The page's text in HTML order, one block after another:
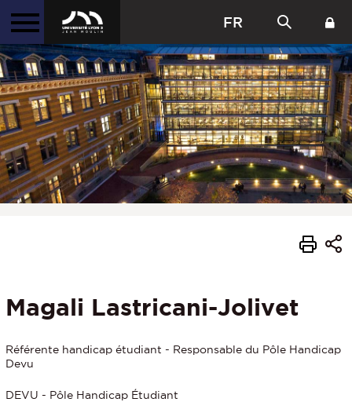
FR
Magali Lastricani-Jolivet
Référente handicap étudiant - Responsable du Pôle Handicap
Devu
DEVU - Pôle Handicap Étudiant